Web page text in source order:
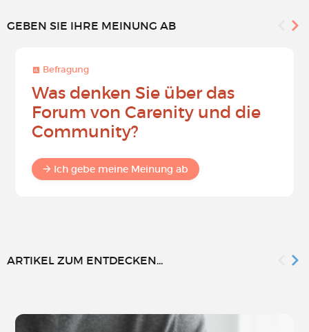
GEBEN SIE IHRE MEINUNG AB
Befragung
Was denken Sie über das
Forum von Carenity und die
Community?
Ich gebe meine Meinung ab
ARTIKEL ZUM ENTDECKEN...